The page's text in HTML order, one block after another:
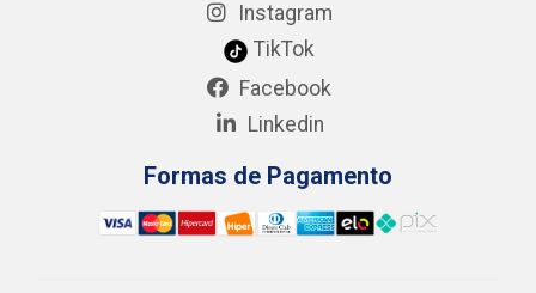
Instagram
TikTok
Facebook
Linkedin
Formas de Pagamento